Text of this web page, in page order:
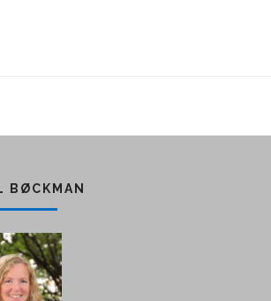
BØCKMAN